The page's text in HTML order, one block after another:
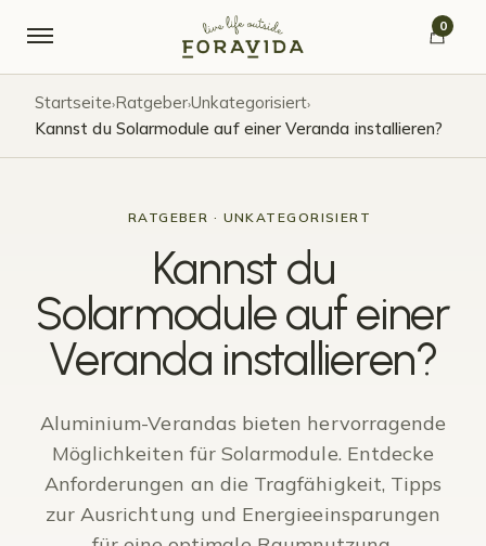
0
Startseite›Ratgeber›Unkategorisiert›
Kannst du Solarmodule auf einer Veranda installieren?
RATGEBER · UNKATEGORISIERT
Kannst du
Solarmodule auf einer
Veranda installieren?
Aluminium-Verandas bieten hervorragende
Möglichkeiten für Solarmodule. Entdecke
Anforderungen an die Tragfähigkeit, Tipps
zur Ausrichtung und Energieeinsparungen